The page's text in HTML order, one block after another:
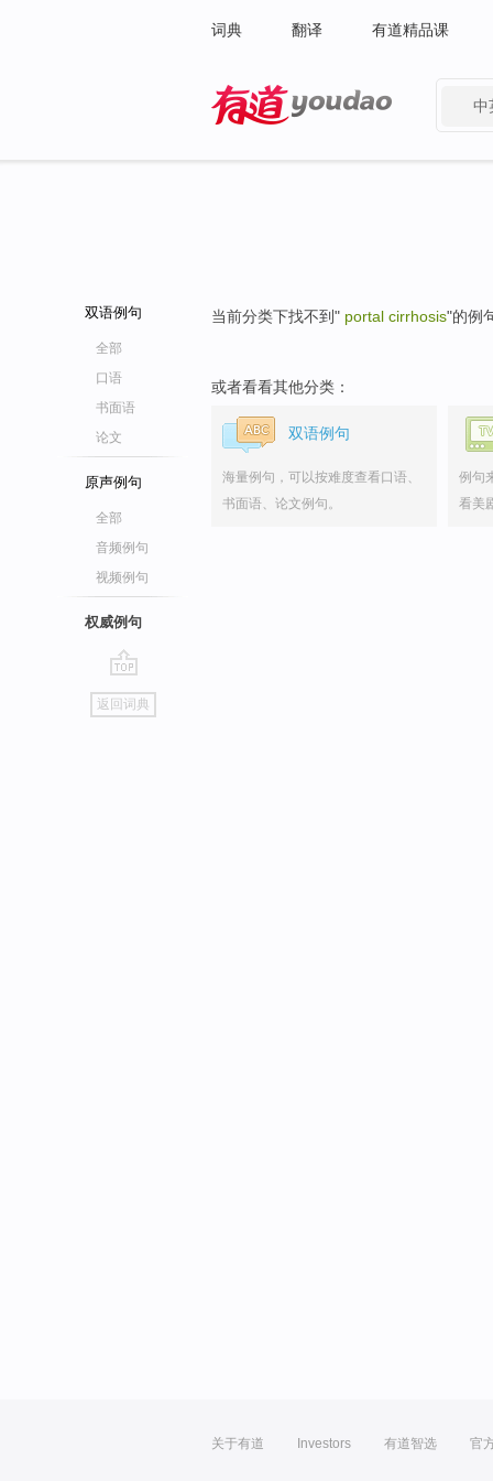
词典 翻译 有道精品课
中
双语例句
全部
口语
书面语
论文
原声例句
全部
音频例句
视频例句
权威例句
go
top
返回词典
当前分类下找不到" portal cirrhosis"的例
或者看看其他分类：
双语例句
海量例句，可以按难度查看口语、
书面语、论文例句。
例句
看美
关于有道 Investors 有道智选 官